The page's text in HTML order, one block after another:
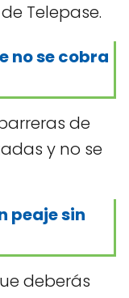
Telepase.
no se cobra
de
y no se
peaje sin
deberás